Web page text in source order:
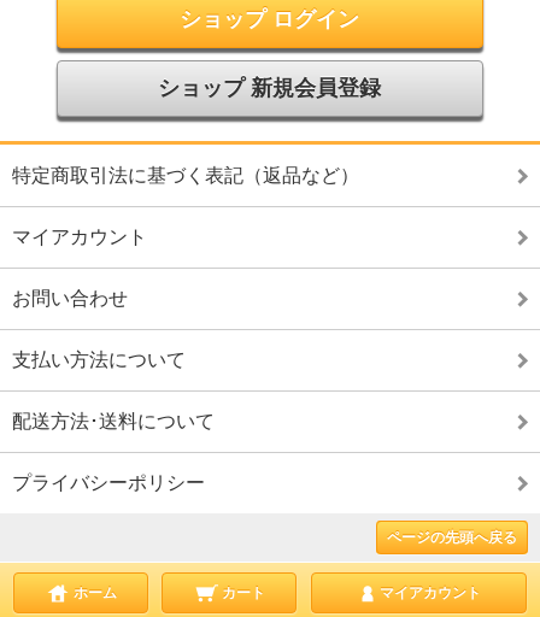
ショップ ログイン
ショップ 新規会員登録
特定商取引法に基づく表記（返品など）
マイアカウント
お問い合わせ
支払い方法について
配送方法･送料について
プライバシーポリシー
ページの先頭へ戻る
ホーム カート マイアカウント